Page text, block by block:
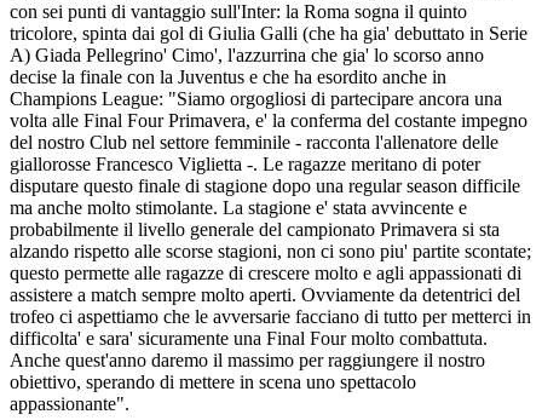
con sei punti di vantaggio sull'Inter: la Roma sogna il quinto
tricolore, spinta dai gol di Giulia Galli (che ha gia' debuttato in Serie
A) Giada Pellegrino' Cimo', l'azzurrina che gia' lo scorso anno
decise la finale con la Juventus e che ha esordito anche in
Champions League: "Siamo orgogliosi di partecipare ancora una
volta alle Final Four Primavera, e' la conferma del costante impegno
del nostro Club nel settore femminile - racconta l'allenatore delle
giallorosse Francesco Viglietta -. Le ragazze meritano di poter
disputare questo finale di stagione dopo una regular season difficile
ma anche molto stimolante. La stagione e' stata avvincente e
probabilmente il livello generale del campionato Primavera si sta
alzando rispetto alle scorse stagioni, non ci sono piu' partite scontate;
questo permette alle ragazze di crescere molto e agli appassionati di
assistere a match sempre molto aperti. Ovviamente da detentrici del
trofeo ci aspettiamo che le avversarie facciano di tutto per metterci in
difficolta' e sara' sicuramente una Final Four molto combattuta.
Anche quest'anno daremo il massimo per raggiungere il nostro
obiettivo, sperando di mettere in scena uno spettacolo
appassionante".